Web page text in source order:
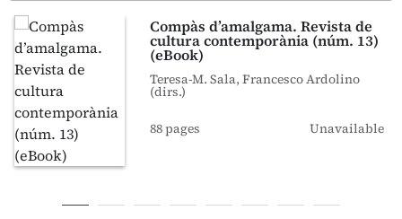
Compàs d’amalgama. Revista de
cultura contemporània (núm. 13)
(eBook)
Teresa-M. Sala, Francesco Ardolino
(dirs.)
88 pages Unavailable